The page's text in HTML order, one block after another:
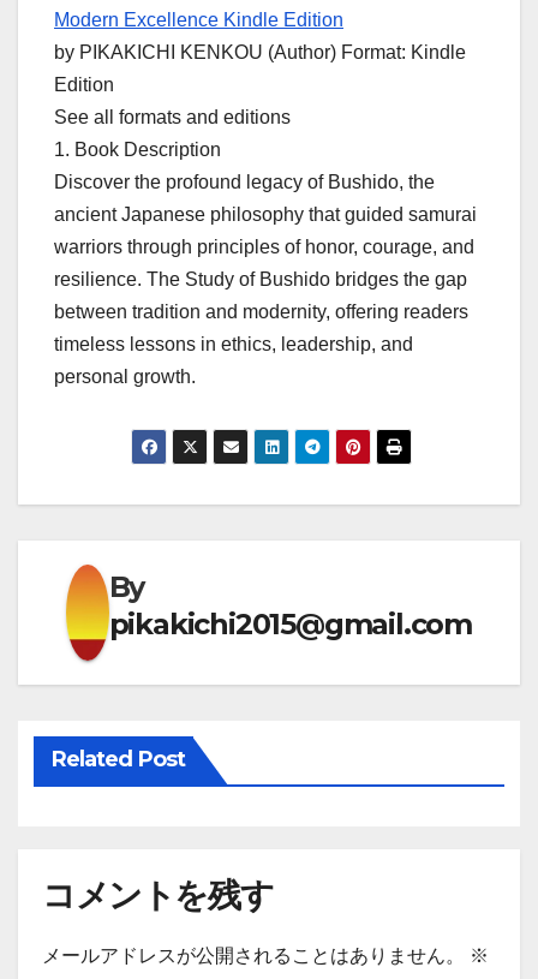
Modern Excellence Kindle Edition
by PIKAKICHI KENKOU (Author) Format: Kindle
Edition
See all formats and editions
1. Book Description
Discover the profound legacy of Bushido, the
ancient Japanese philosophy that guided samurai
warriors through principles of honor, courage, and
resilience. The Study of Bushido bridges the gap
between tradition and modernity, offering readers
timeless lessons in ethics, leadership, and
personal growth.
By
pikakichi2015@gmail.com
Related Post
コメントを残す
メールアドレスが公開されることはありません。
※